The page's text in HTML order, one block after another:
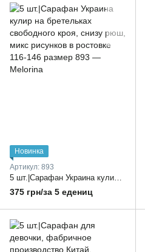
Новинка
Артикул: 893
375 грн/за 5 едениц